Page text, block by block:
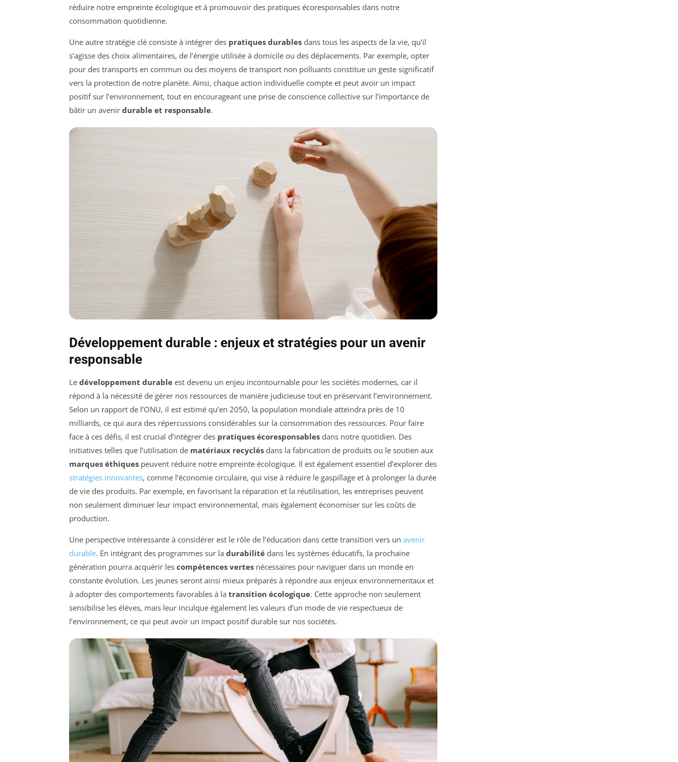
réduire notre empreinte écologique et à promouvoir des pratiques écoresponsables dans notre
consommation quotidienne.
Une autre stratégie clé consiste à intégrer des pratiques durables dans tous les aspects de la vie, qu’il
s’agisse des choix alimentaires, de l’énergie utilisée à domicile ou des déplacements. Par exemple, opter
pour des transports en commun ou des moyens de transport non polluants constitue un geste significatif
vers la protection de notre planète. Ainsi, chaque action individuelle compte et peut avoir un impact
positif sur l’environnement, tout en encourageant une prise de conscience collective sur l’importance de
bâtir un avenir durable et responsable.
Développement durable : enjeux et stratégies pour un avenir
responsable
Le développement durable est devenu un enjeu incontournable pour les sociétés modernes, car il
répond à la nécessité de gérer nos ressources de manière judicieuse tout en préservant l’environnement.
Selon un rapport de l’ONU, il est estimé qu’en 2050, la population mondiale atteindra près de 10
milliards, ce qui aura des répercussions considérables sur la consommation des ressources. Pour faire
face à ces défis, il est crucial d’intégrer des pratiques écoresponsables dans notre quotidien. Des
initiatives telles que l’utilisation de matériaux recyclés dans la fabrication de produits ou le soutien aux
marques éthiques peuvent réduire notre empreinte écologique. Il est également essentiel d’explorer des
stratégies innovantes, comme l’économie circulaire, qui vise à réduire le gaspillage et à prolonger la durée
de vie des produits. Par exemple, en favorisant la réparation et la réutilisation, les entreprises peuvent
non seulement diminuer leur impact environnemental, mais également économiser sur les coûts de
production.
Une perspective intéressante à considérer est le rôle de l’éducation dans cette transition vers un avenir
durable. En intégrant des programmes sur la durabilité dans les systèmes éducatifs, la prochaine
génération pourra acquérir les compétences vertes nécessaires pour naviguer dans un monde en
constante évolution. Les jeunes seront ainsi mieux préparés à répondre aux enjeux environnementaux et
à adopter des comportements favorables à la transition écologique. Cette approche non seulement
sensibilise les élèves, mais leur inculque également les valeurs d’un mode de vie respectueux de
l’environnement, ce qui peut avoir un impact positif durable sur nos sociétés.